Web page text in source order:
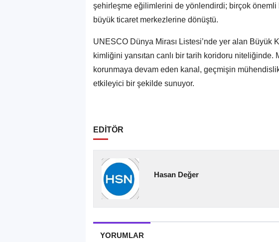
şehirleşme eğilimlerini de yönlendirdi; birçok önemli
büyük ticaret merkezlerine dönüştü.
UNESCO Dünya Mirası Listesi’nde yer alan Büyük
kimliğini yansıtan canlı bir tarih koridoru niteliğinde.
korunmaya devam eden kanal, geçmişin
etkileyici bir şekilde sunuyor.
EDİTÖR
Hasan Değer
YORUMLAR